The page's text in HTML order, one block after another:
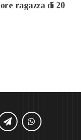
ragazza di 20